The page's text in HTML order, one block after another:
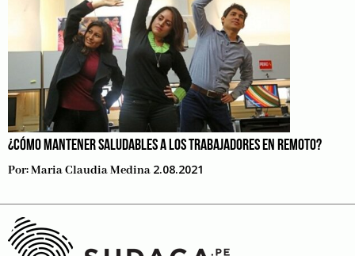
¿CÓMO MANTENER SALUDABLES A LOS TRABAJADORES EN REMOTO?
Por:Maria Claudia Medina 2.08.2021